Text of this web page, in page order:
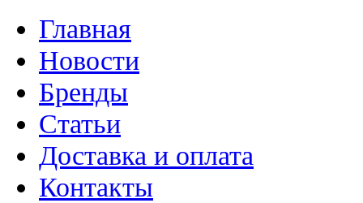
Главная
Новости
Бренды
Статьи
Доставка и оплата
Контакты